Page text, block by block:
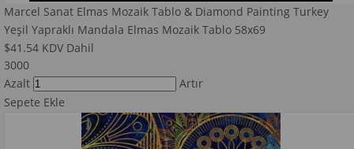
Marcel Sanat Elmas Mozaik Tablo & Diamond Painting Turkey
Yeşil Yapraklı Mandala Elmas Mozaik Tablo 58x69
$41.54 KDV Dahil
3000
Azalt
Artır
Sepete Ekle